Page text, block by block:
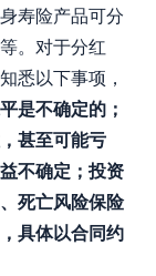
寿险产品可分
。对于分红
悉以下事项，
是不确定的；
甚至可能亏
不确定；投资
死亡风险保险
具体以合同约